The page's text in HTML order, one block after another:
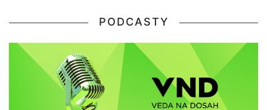
PODCASTY